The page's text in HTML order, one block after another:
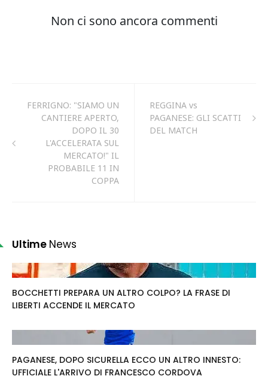
FERRIGNO: "SIAMO UN
CANTIERE APERTO,
DOPO IL 30
L'ACCELERATA SUL
MERCATO!" IL
PROBABILE 11 IN
COPPA
REGGINA vs
PAGANESE: GLI SCATTI
DEL MATCH
Ultime News
BOCCHETTI PREPARA UN ALTRO COLPO? LA FRASE DI
LIBERTI ACCENDE IL MERCATO
PAGANESE, DOPO SICURELLA ECCO UN ALTRO INNESTO:
UFFICIALE L'ARRIVO DI FRANCESCO CORDOVA